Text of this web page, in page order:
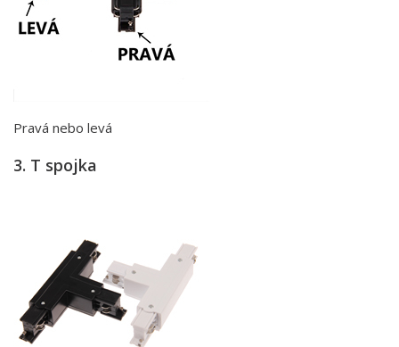
Pravá nebo levá
3. T spojka